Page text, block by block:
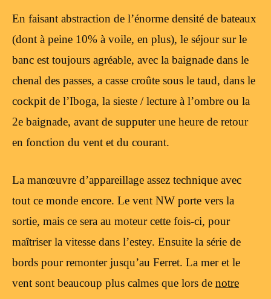
En faisant abstraction de l’énorme densité de bateaux
(dont à peine 10% à voile, en plus), le séjour sur le
banc est toujours agréable, avec la baignade dans le
chenal des passes, a casse croûte sous le taud, dans le
cockpit de l’Iboga, la sieste / lecture à l’ombre ou la
2e baignade, avant de supputer une heure de retour
en fonction du vent et du courant.
La manœuvre d’appareillage assez technique avec
tout ce monde encore. Le vent NW porte vers la
sortie, mais ce sera au moteur cette fois-ci, pour
maîtriser la vitesse dans l’estey. Ensuite la série de
bords pour remonter jusqu’au Ferret. La mer et le
vent sont beaucoup plus calmes que lors de notre